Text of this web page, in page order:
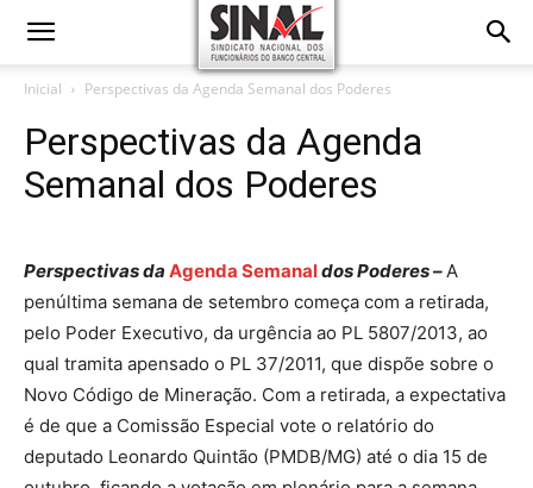
Inicial Perspectivas da Agenda Semanal dos Poderes
Perspectivas da Agenda
Semanal dos Poderes
Perspectivas da Agenda Semanaldos Poderes –A
penúltima semana de setembro começa com a retirada,
pelo Poder Executivo, da urgência ao PL 5807/2013, ao
qual tramita apensado o PL 37/2011, que dispõe sobre o
Novo Código de Mineração. Com a retirada, a expectativa
é de que a Comissão Especial vote o relatório do
deputado Leonardo Quintão (PMDB/MG) até o dia 15 de